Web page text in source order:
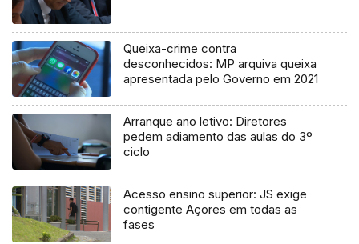
Queixa-crime contra
desconhecidos: MP arquiva queixa
apresentada pelo Governo em 2021
Arranque ano letivo: Diretores
pedem adiamento das aulas do 3º
ciclo
Acesso ensino superior: JS exige
contigente Açores em todas as
fases